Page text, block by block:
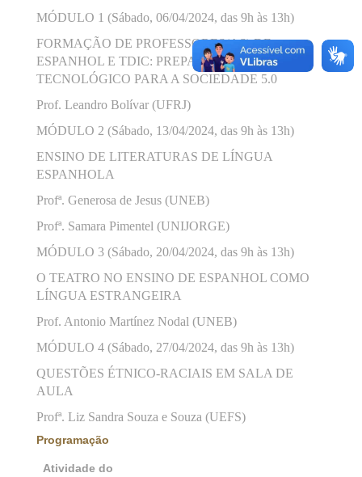
MÓDULO 1 (Sábado, 06/04/2024, das 9h às 13h)
FORMAÇÃO DE PROFESSORES(AS) DE
ESPANHOL E TDIC: PREPARO EMOCIONAL E
TECNOLÓGICO PARA A SOCIEDADE 5.0
Prof. Leandro Bolívar (UFRJ)
MÓDULO 2 (Sábado, 13/04/2024, das 9h às 13h)
ENSINO DE LITERATURAS DE LÍNGUA
ESPANHOLA
Profª. Generosa de Jesus (UNEB)
Profª. Samara Pimentel (UNIJORGE)
MÓDULO 3 (Sábado, 20/04/2024, das 9h às 13h)
O TEATRO NO ENSINO DE ESPANHOL COMO
LÍNGUA ESTRANGEIRA
Prof. Antonio Martínez Nodal (UNEB)
MÓDULO 4 (Sábado, 27/04/2024, das 9h às 13h)
QUESTÕES ÉTNICO-RACIAIS EM SALA DE
AULA
Profª. Liz Sandra Souza e Souza (UEFS)
Programação
Atividade do